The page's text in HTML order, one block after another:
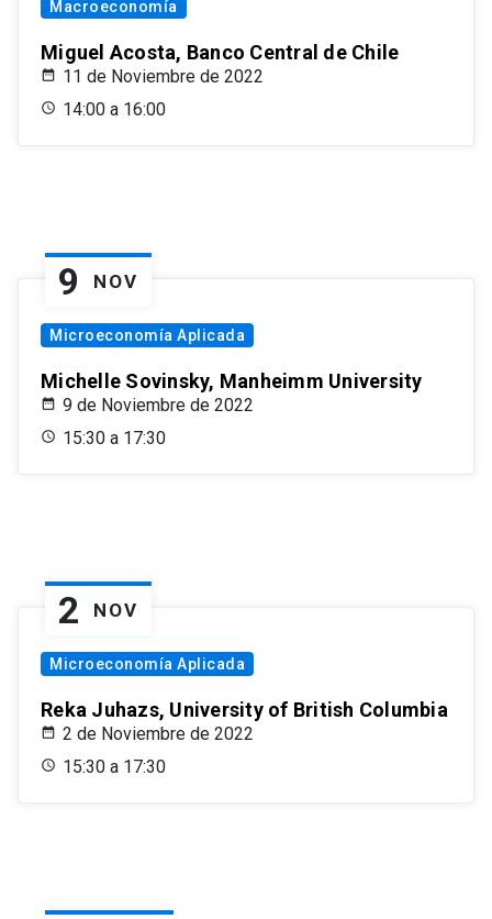
Macroeconomía
Miguel Acosta, Banco Central de Chile
11 de Noviembre de 2022
14:00 a 16:00
9 NOV
Microeconomía Aplicada
Michelle Sovinsky, Manheimm University
9 de Noviembre de 2022
15:30 a 17:30
2 NOV
Microeconomía Aplicada
Reka Juhazs, University of British Columbia
2 de Noviembre de 2022
15:30 a 17:30